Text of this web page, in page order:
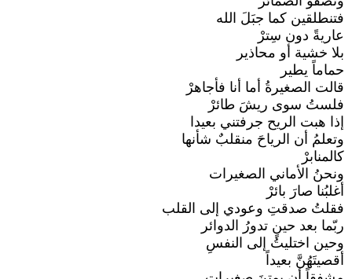
فتنطلقين كما جبَلَ الله
عاريةً دون سِترْ
بلا خشية أو محاذير
حماماً يطير
قالت الصغيرةُ أما أنا فأجاهرْ
فلستُ سوى ريشَ طائرْ
إذا هبت الريح جرفتني بعيدا
وتعلمُ أن الرياحَ منقلبٌ شأنها
كالمنابرْ
ونحنُ الأماني الصغيرات
أغلبُنا صارَ بائرْ
فقلتُ صدقتِ وعودي إلى القلب
ربّما بعد حينٍ تدورُ الدوائر
وحين اختليتُ إلى النفسِ
أقصيتَهُنَّ بعيداً